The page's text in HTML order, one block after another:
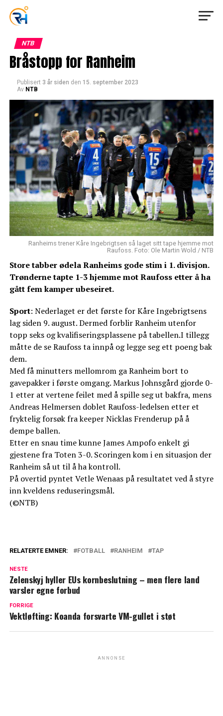
NTB
Bråstopp for Ranheim
Publisert 3 år siden den 15. september 2023
Av NTB
Ranheims trener Kåre Ingebrigtsen så laget sitt tape hjemme mot
Raufoss. Foto: Ole Martin Wold / NTB
Store tabber ødela Ranheims gode stim i 1. divisjon.
Trønderne tapte 1-3 hjemme mot Raufoss etter å ha
gått fem kamper ubeseiret.
Sport: Nederlaget er det første for Kåre Ingebrigtsens
lag siden 9. august. Dermed forblir Ranheim utenfor
topp seks og kvalifiseringsplassene på tabellen.I tillegg
måtte de se Raufoss ta innpå og legge seg ett poeng bak
dem.
Med få minutters mellomrom ga Ranheim bort to
gavepakker i første omgang. Markus Johnsgård gjorde 0-
1 etter at vertene feilet med å spille seg ut bakfra, mens
Andreas Helmersen doblet Raufoss-ledelsen etter et
fryktelig forsøk fra keeper Nicklas Frenderup på å
dempe ballen.
Etter en snau time kunne James Ampofo enkelt gi
gjestene fra Toten 3-0. Scoringen kom i en situasjon der
Ranheim så ut til å ha kontroll.
På overtid pyntet Vetle Wenaas på resultatet ved å styre
inn kveldens reduseringsmål.
(©NTB)
RELATERTE EMNER: FOTBALL RANHEIM TAP
NESTE
Zelenskyj hyller EUs kornbeslutning – men flere land
varsler egne forbud
FORRIGE
Vektløfting: Koanda forsvarte VM-gullet i støt
ANNONSE